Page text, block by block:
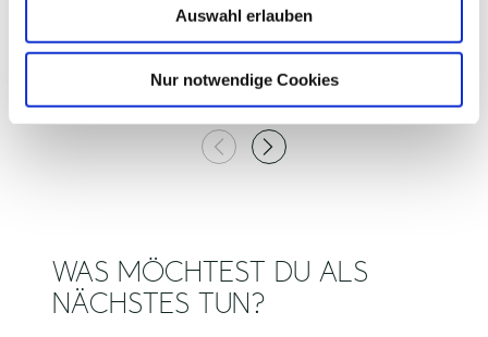
Auswahl erlauben
Nur notwendige Cookies
GROSSER PLÖNER SEE
WAS MÖCHTEST DU ALS
NÄCHSTES TUN?